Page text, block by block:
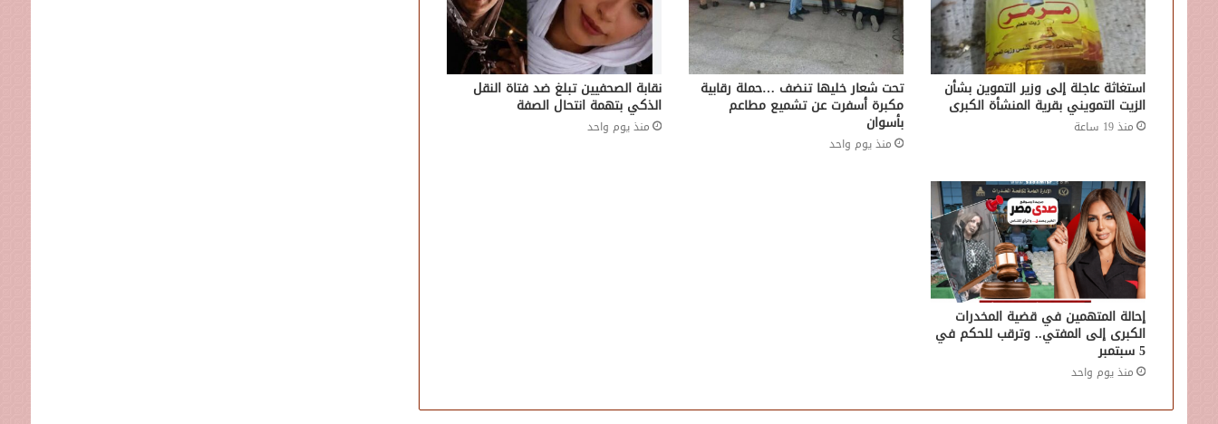
استغاثة عاجلة إلى وزير التموين بشأن
الزيت التمويني بقرية المنشأة الكبرى
منذ 19 ساعة
تحت شعار خليها تنضف …حملة رقابية
مكبرة أسفرت عن تشميع مطاعم
بأسوان
منذ يوم واحد
نقابة الصحفيين تبلغ ضد فتاة النقل
الذكي بتهمة انتحال الصفة
منذ يوم واحد
إحالة المتهمين في قضية المخدرات
الكبرى إلى المفتي.. وترقب للحكم في
5 سبتمبر
منذ يوم واحد